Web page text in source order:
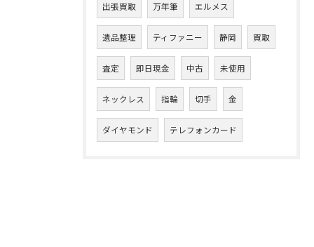
出張買取 万年筆 エルメス
遺品整理 ティファニー 静岡 買取
査定 即日現金 中古 未使用
ネックレス 指輪 切手 金
ダイヤモンド テレフォンカード